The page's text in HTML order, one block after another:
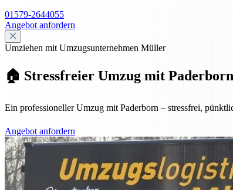
01579-2644055
Angebot anfordern
Umziehen mit Umzugsunternehmen Müller
🏠 Stressfreier Umzug mit
Ein professioneller Umzug mit Paderborn – stressfrei,
Angebot anfordern